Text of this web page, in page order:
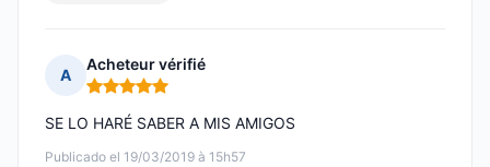
A
Acheteur vérifié
Nota: 5 de 5
Publicado el 19/03/2019 à 15h57
SE LO HARÉ SABER A MIS AMIGOS